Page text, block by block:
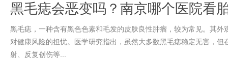
黑毛痣会恶变吗？南京哪个医院看
黑毛痣，一种含有黑色色素和毛发的皮肤良性肿瘤，较为常见。其外
对健康风险的担忧。医学研究指出，虽然大多数黑毛痣稳定无害，但
射、反复创伤等...